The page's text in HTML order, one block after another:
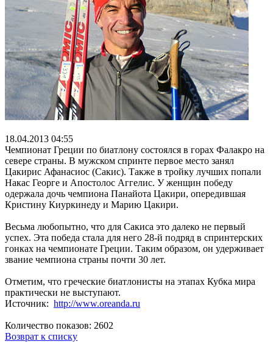
18.04.2013 04:55
Чемпионат Греции по биатлону состоялся в горах Фалакро на
севере страны. В мужском спринте первое место занял
Цакирис Афанасиос (Сакис). Также в тройку лучших попали
Накас Георге и Апостолос Аггелис. У женщин победу
одержала дочь чемпиона Панайота Цакири, опередившая
Кристину Киуркинеду и Марию Цакири.
Весьма любопытно, что для Сакиса это далеко не первый
успех. Эта победа стала для него 28-й подряд в спринтерских
гонках на чемпионате Греции. Таким образом, он удерживает
звание чемпиона страны почти 30 лет.
Отметим, что греческие биатлонисты на этапах Кубка мира
практически не выступают.
Источник: http://www.oreanda.ru
Количество показов: 2602
Возврат к списку